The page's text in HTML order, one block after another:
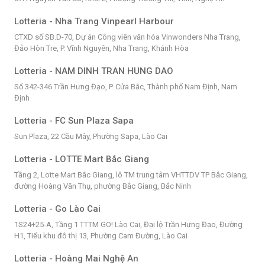
Lotteria - Nha Trang Vinpearl Harbour
CTXD số SB.D-70, Dự án Công viên văn hóa Vinwonders Nha Trang,
Đảo Hòn Tre, P. Vĩnh Nguyên, Nha Trang, Khánh Hòa
Lotteria - NAM DINH TRAN HUNG DAO
Số 342-346 Trần Hưng Đạo, P. Cửa Bắc, Thành phố Nam Định, Nam
Định
Lotteria - FC Sun Plaza Sapa
Sun Plaza, 22 Cầu Mây, Phường Sapa, Lào Cai
Lotteria - LOTTE Mart Bắc Giang
Tầng 2, Lotte Mart Bắc Giang, lô TM trung tâm VHTTDV TP Bắc Giang,
đường Hoàng Văn Thụ, phường Bắc Giang, Bắc Ninh
Lotteria - Go Lào Cai
1S24+25-A, Tầng 1 TTTM GO! Lào Cai, Đại lộ Trần Hưng Đạo, Đường
H1, Tiểu khu đô thị 13, Phường Cam Đường, Lào Cai
Lotteria - Hoàng Mai Nghệ An